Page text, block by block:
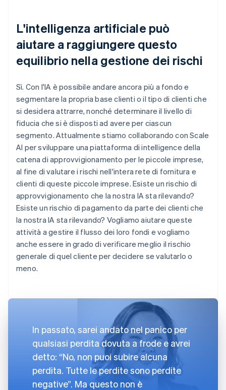
L'intelligenza artificiale può
aiutare a raggiungere questo
equilibrio nella gestione dei rischi
Sì. Con l'IA è possibile andare ancora più a fondo e
segmentare la propria base clienti o il tipo di clienti che
si desidera attrarre, nonché determinare il livello di
fiducia che si è disposti ad avere per ciascun
segmento. Attualmente stiamo collaborando con Scale
AI per sviluppare una piattaforma di intelligence della
catena di approvvigionamento per le piccole imprese,
al fine di valutare i rischi nell'intera rete di fornitura e
clienti di queste piccole imprese. Esiste un rischio di
approvvigionamento che la nostra IA sta rilevando?
Esiste un rischio di pagamento da parte dei clienti che
la nostra IA sta rilevando? Vogliamo aiutare queste
attività a gestire il flusso dei loro fondi e vogliamo
anche essere in grado di verificare meglio il rischio
generale di quel cliente per decidere se valutarlo o
meno.
In passato, sarei andato nel panico per
qualsiasi perdita dovuta a frode e avrei
detto: “No, non puoi subire alcuna
perdita. Tutte le perdite sono perdite
negative”. Ma questo non è